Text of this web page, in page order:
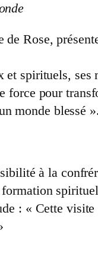
Rose,
spirituels,
force pour
monde blessé ».
à la
: « Cette